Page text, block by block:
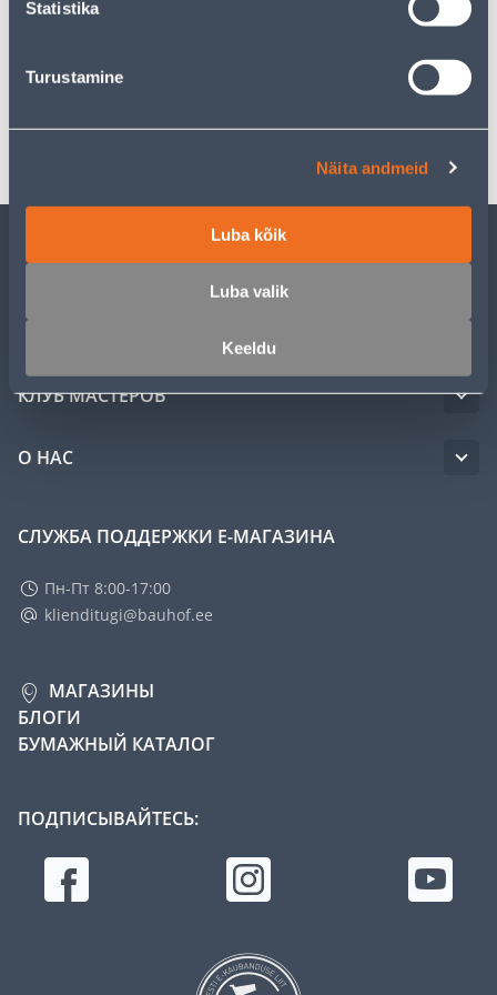
Statistika
Turustamine
Näita andmeid
Luba kõik
Luba valik
Keeldu
Спецификация
Транспорт
ОБСЛУЖИВАНИЕ ЧАСТНЫХ КЛИЕНТОВ
КЛУБ МАСТЕРОВ
О НАС
СЛУЖБА ПОДДЕРЖКИ Е-МАГАЗИНА
Пн-Пт 8:00-17:00
klienditugi@bauhof.ee
МАГАЗИНЫ
БЛОГИ
БУМАЖНЫЙ КАТАЛОГ
ПОДПИСЫВАЙТЕСЬ: